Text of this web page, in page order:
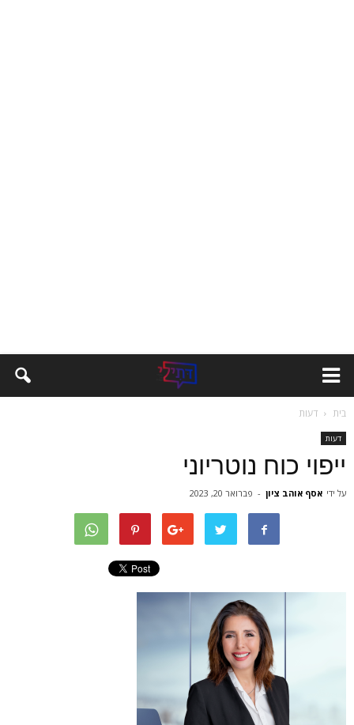
בית דעות
דעות
ייפוי כוח נוטריוני
על ידי אסף אוהב ציון - פברואר 20, 2023